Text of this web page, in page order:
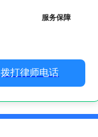
服务保障
拨打律师电话